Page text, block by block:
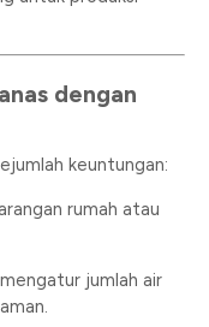
dengan
keuntungan:
rumah atau
jumlah air